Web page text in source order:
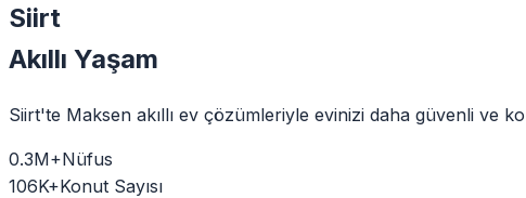
Siirt
Akıllı Yaşam
Siirt'te Maksen akıllı ev çözümleriyle evinizi daha güvenli ve
0.3M+Nüfus
106K+Konut Sayısı